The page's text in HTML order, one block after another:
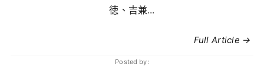
徳、吉兼...
Full Article →
Posted by: